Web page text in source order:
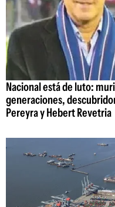
Nacional está de luto:
generaciones,
Pereyra y Hebert Revetria